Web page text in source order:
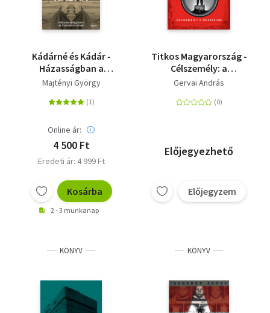
Kádárné és Kádár -
Házasságban a
hatalommal
Majtényi György
Online ár:
4 500 Ft
Eredeti ár: 4 999 Ft
Kosárba
2 - 3 munkanap
Titkos Magyarország -
Célszemély: a
társadalom
Gervai András
Előjegyezhető
Előjegyzem
KÖNYV KÖNYV